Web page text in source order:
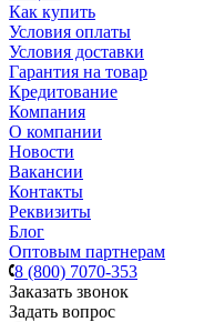
Как купить
Условия оплаты
Условия доставки
Гарантия на товар
Кредитование
Компания
О компании
Новости
Вакансии
Контакты
Реквизиты
Блог
Оптовым партнерам
8 (800) 7070-353
Заказать звонок
Задать вопрос